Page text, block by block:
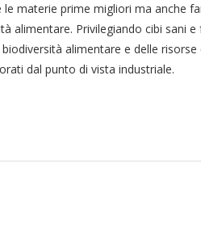
materie prime migliori ma anche
alimentare. Privilegiando cibi sani e
alimentare e delle risorse
dal punto di vista industriale.